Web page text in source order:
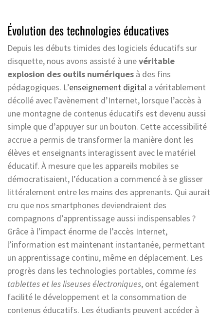
Évolution des technologies éducatives
Depuis les débuts timides des logiciels éducatifs sur
disquette, nous avons assisté à unevéritable
explosion des outils numériques à des fins
pédagogiques. L’enseignement digital a véritablement
décollé avec l’avènement d’Internet, lorsque l’accès à
une montagne de contenus éducatifs est devenu aussi
simple que d’appuyer sur un bouton. Cette accessibilité
accrue a permis de transformer la manière dont les
élèves et enseignants interagissent avec le matériel
éducatif. À mesure que les appareils mobiles se
démocratisaient, l’éducation a commencé à se glisser
littéralement entre les mains des apprenants. Qui aurait
cru que nos smartphones deviendraient des
compagnons d’apprentissage aussi indispensables ?
Grâce à l’impact énorme de l’accès Internet,
l’information est maintenant instantanée, permettant
un apprentissage continu, même en déplacement. Les
progrès dans les technologies portables, comme les
tablettes et les liseuses électroniques, ont également
facilité le développement et la consommation de
contenus éducatifs. Les étudiants peuvent accéder à